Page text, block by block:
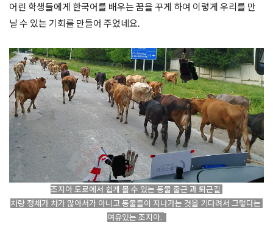
어린 학생들에게 한국어를 배우는 꿈을 꾸게 하여 이렇게 우리를 만
조지아 도로에서 쉽게 볼 수 있는 동물 출근 과 퇴근길
차량 정체가 차가 많아서가 아니고 동물들이 지나가는 것을 기다려서 그렇다는
여유있는 조지아.